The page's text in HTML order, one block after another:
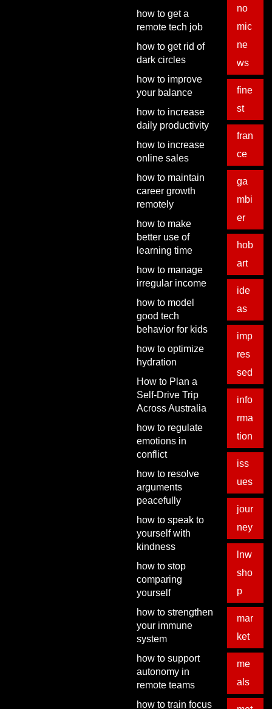
how to get a
remote tech job
how to get rid of
dark circles
how to improve
your balance
how to increase
daily productivity
how to increase
online sales
how to maintain
career growth
remotely
how to make
better use of
learning time
how to manage
irregular income
how to model
good tech
behavior for kids
how to optimize
hydration
How to Plan a
Self-Drive Trip
Across Australia
how to regulate
emotions in
conflict
how to resolve
arguments
peacefully
how to speak to
yourself with
kindness
how to stop
comparing
yourself
how to strengthen
your immune
system
how to support
autonomy in
remote teams
how to train focus
no
mic
ne
ws
fine
st
fran
ce
ga
mbi
er
hob
art
ide
as
imp
res
sed
info
rma
tion
iss
ues
jour
ney
lnw
sho
p
mar
ket
me
als